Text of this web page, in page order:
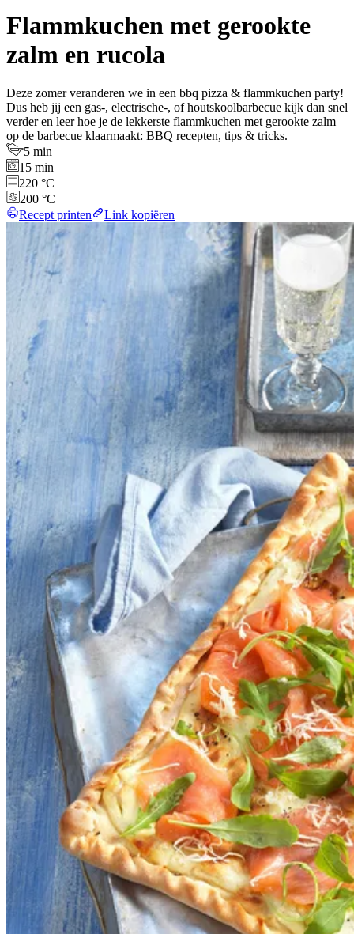
Flammkuchen met gerookte
zalm en rucola
Deze zomer veranderen we in een bbq pizza & flammkuchen party!
Dus heb jij een gas-, electrische-, of houtskoolbarbecue kijk dan snel
verder en leer hoe je de lekkerste flammkuchen met gerookte zalm
op de barbecue klaarmaakt: BBQ recepten, tips & tricks.
5 min
15 min
220 °C
200 °C
Recept printen
Link kopiëren